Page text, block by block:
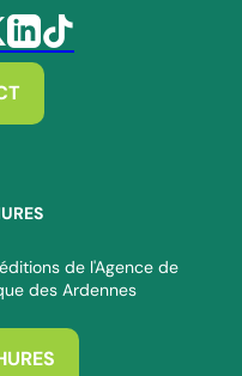
Facebook
sur Instagram
sur Youtube
nous sur Twitter
Suivez-nous sur Linkedin
Suivez-nous sur Tiktok
de l'Agence de
des Ardennes